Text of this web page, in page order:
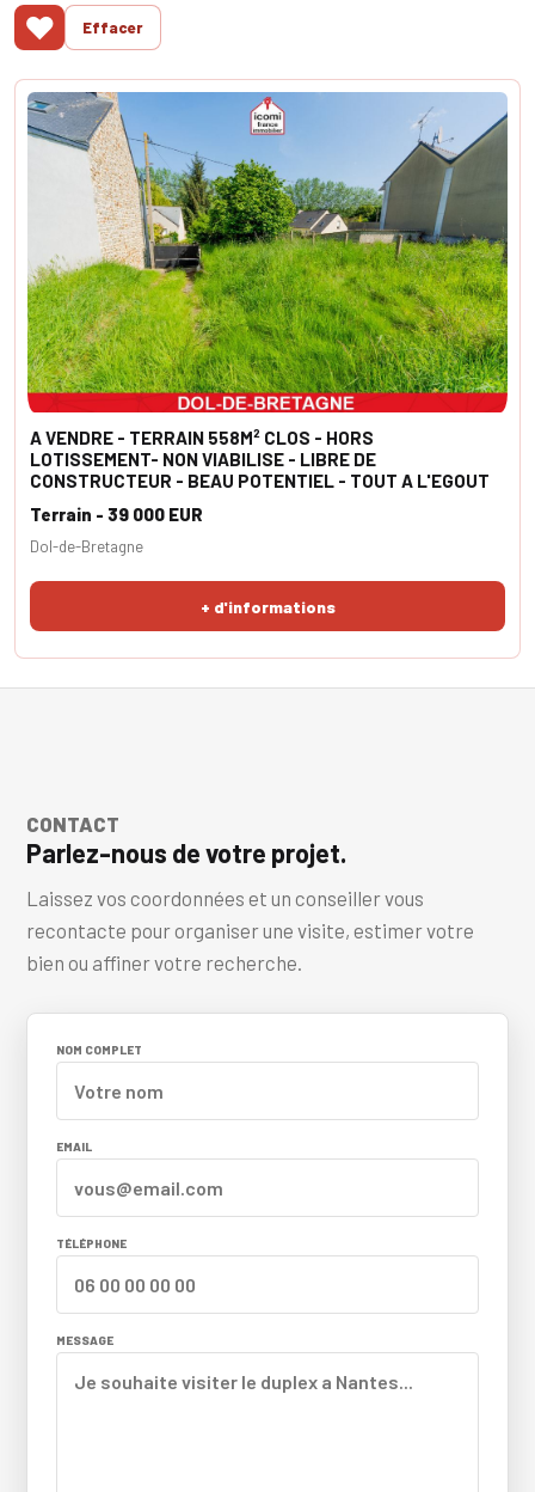
♥ Effacer
A VENDRE - TERRAIN 558M² CLOS - HORS
LOTISSEMENT- NON VIABILISE - LIBRE DE
CONSTRUCTEUR - BEAU POTENTIEL - TOUT A L'EGOUT
Terrain - 39 000 EUR
+ d'informations
Dol-de-Bretagne
CONTACT
Parlez-nous de votre projet.
Laissez vos coordonnées et un conseiller vous
recontacte pour organiser une visite, estimer votre
bien ou affiner votre recherche.
NOM COMPLET
EMAIL
TÉLÉPHONE
MESSAGE